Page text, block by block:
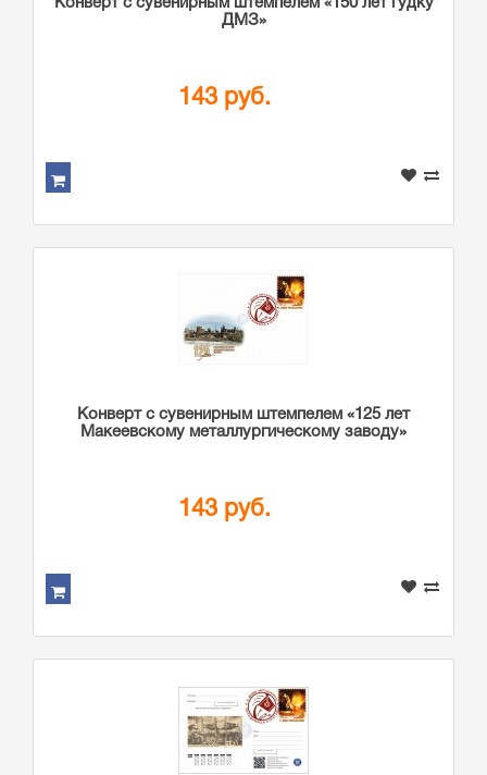
Конверт с сувенирным штемпелем «150 лет гудку
ДМЗ»
143 руб.
Конверт с сувенирным штемпелем «125 лет
Макеевскому металлургическому заводу»
143 руб.